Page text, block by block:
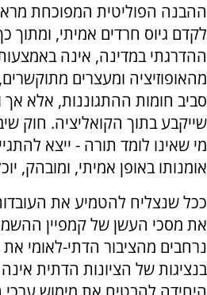
ההבנה הפוליטית המפוכחת
לקדם גיוס חרדים אמיתי, ומתוך
ההדרגתי במדינה, אינה
מהאופוזיציה ומעצרים
סביב חומות ההתגוננות, אלא אך
שייקבע בתוך הקואליציה. חוק
מי שאינו לומד תורה - ייצא
אומנותו באופן אמיתי, ומובהק,
ככל שנצליח להטמיע את
את מסכי העשן של קמפיין
נרחבים מהציבור הדתי-לאומי
בנציגות של הציונות הדתית